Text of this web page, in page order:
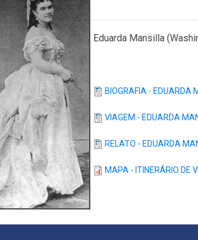
Eduarda Mansilla
BIOGRAFIA - EDUARDA
VIAGEM - EDUARDA
RELATO - EDUARDA
MAPA - ITINERÁRIO DE